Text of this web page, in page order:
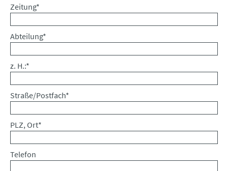
Pflichtfeld
Zeitung*
Pflichtfeld
Abteilung*
Pflichtfeld
z. H.:*
Pflichtfeld
Straße/Postfach*
Pflichtfeld
PLZ, Ort*
Telefon